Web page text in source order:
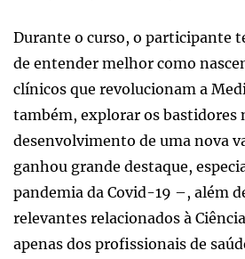
Durante o curso, o participante
de entender melhor como
clínicos que revolucionam a
também, explorar os bastidores
desenvolvimento de uma nova
ganhou grande destaque,
pandemia da Covid-19 –, além
relevantes relacionados à
apenas dos profissionais de